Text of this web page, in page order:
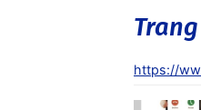
https://